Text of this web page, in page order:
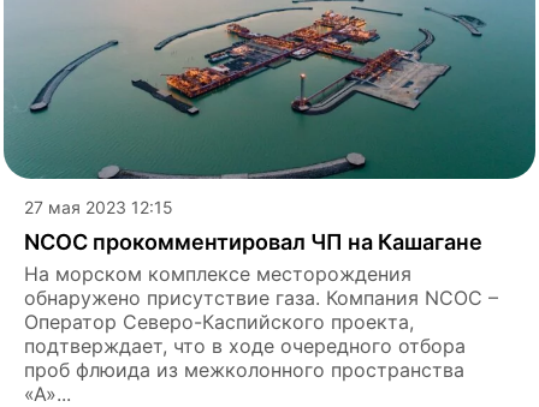
27 мая 2023 12:15
NCOC прокомментировал ЧП на Кашагане
На морском комплексе месторождения
обнаружено присутствие газа. Компания NCOC –
Оператор Северо-Каспийского проекта,
подтверждает, что в ходе очередного отбора
проб флюида из межколонного пространства
«А»...